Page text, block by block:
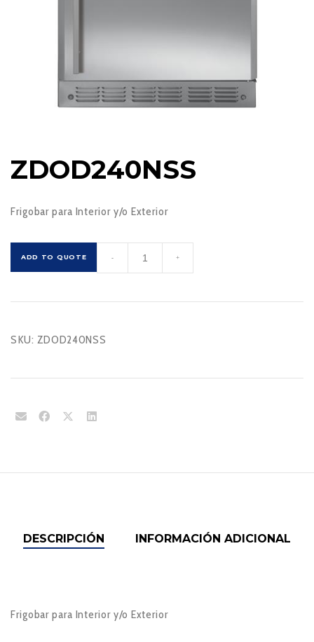
ZDOD240NSS
Frigobar para Interior y/o Exterior
ADD TO QUOTE
ZDOD240NSS
cantidad
- +
SKU: ZDOD240NSS
DESCRIPCIÓN INFORMACIÓN ADICIONAL
Frigobar para Interior y/o Exterior